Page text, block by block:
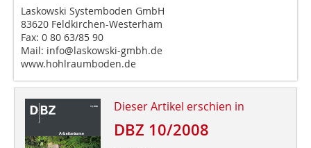
Laskowski Systemboden GmbH
83620 Feldkirchen-Westerham
Fax: 0 80 63/85 90
Mail: info@laskowski-gmbh.de
www.hohlraumboden.de
Dieser Artikel erschien in
DBZ 10/2008